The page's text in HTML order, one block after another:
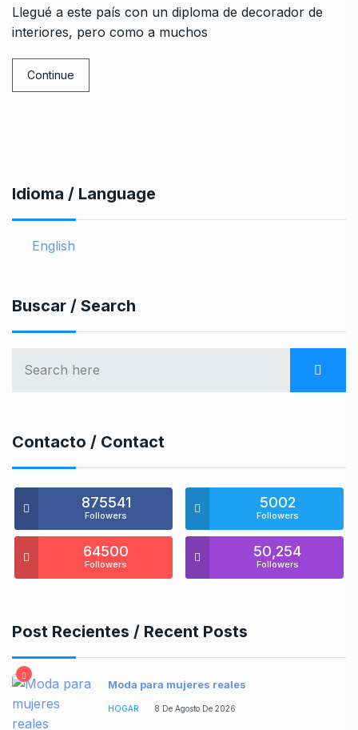
Llegué a este país con un diploma de decorador de
interiores, pero como a muchos
Continue
Idioma / Language
English
Buscar / Search
Contacto / Contact
875541
Followers
5002
Followers
64500
Followers
50,254
Followers
Post Recientes / Recent Posts
Moda para mujeres reales
HOGAR 8 De Agosto De 2026